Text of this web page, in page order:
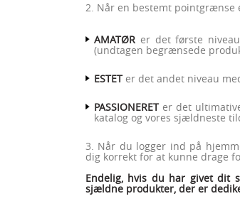
2. Når en bestemt pointgrænse
AMATØR er det første
(undtagen begrænsede
ESTETer det andet niveau
PASSIONERETer det
katalog og vores sjældneste
3. Når du logger ind på
dig korrekt for at kunne drage
Endelig, hvis du har givet dit
sjældne produkter, der er